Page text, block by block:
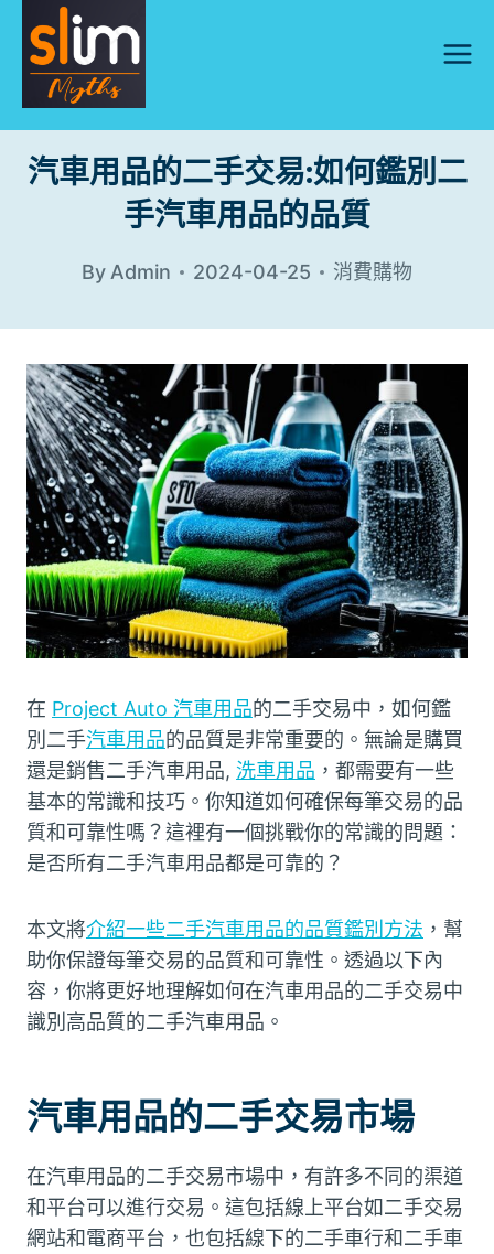
content
汽車用品的二手交易:如何鑑別二
手汽車用品的品質
By Admin 2024-04-25 消費購物
在 Project Auto 汽車用品的二手交易中，如何鑑
別二手汽車用品的品質是非常重要的。無論是購買
還是銷售二手汽車用品, 洗車用品 ，都需要有一些
基本的常識和技巧。你知道如何確保每筆交易的品
質和可靠性嗎？這裡有一個挑戰你的常識的問題：
是否所有二手汽車用品都是可靠的？
本文將介紹一些二手汽車用品的品質鑑別方法 ，幫
助你保證每筆交易的品質和可靠性。透過以下內
容，你將更好地理解如何在汽車用品的二手交易中
識別高品質的二手汽車用品。
汽車用品的二手交易市場
在汽車用品的二手交易市場中，有許多不同的渠道
和平台可以進行交易。這包括線上平台如二手交易
網站和電商平台，也包括線下的二手車行和二手車